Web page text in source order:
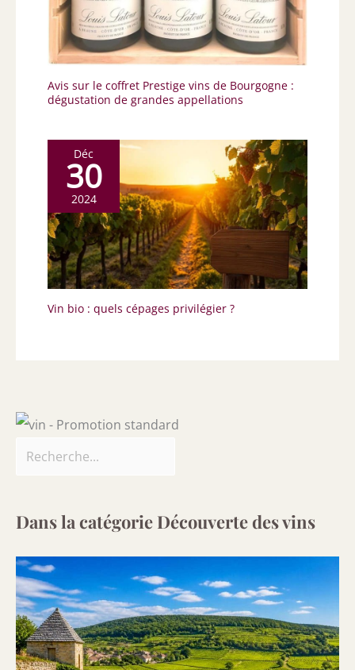
Avis sur le coffret Prestige vins de Bourgogne :
dégustation de grandes appellations
Déc
30
2024
Vin bio : quels cépages privilégier ?
Dans la catégorie Découverte des vins